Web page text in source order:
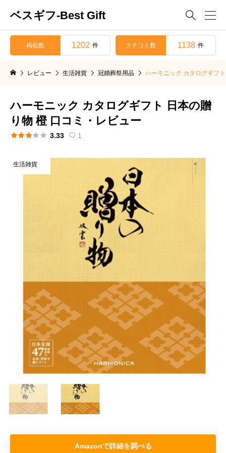
ベスギフ-Best Gift 
掲載数 1202 件 クチコミ数 1138 件
レビュー 生活雑貨 冠婚葬祭用品 ハーモニック カタログギフ
ハーモニック カタログギフト 日本の贈
り物 橙 口コミ・レビュー
 3.33  1
生活雑貨
Amazon